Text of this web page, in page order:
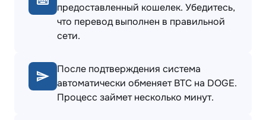
предоставленный кошелек. Убедитесь,
что перевод выполнен в правильной
сети.
После подтверждения система
автоматически обменяет BTC на DOGE.
Процесс займет несколько минут.